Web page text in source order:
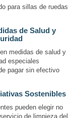
para sillas de ruedas
de Salud y
medidas de salud y
especiales
pagar sin efectivo
Sostenibles
pueden elegir no
de limpieza del